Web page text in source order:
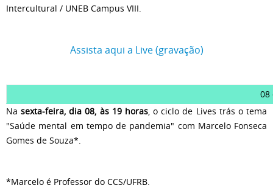
Intercultural / UNEB Campus VIII.
Assista aqui a Live (gravação)
08
Nasexta-feira, dia 08, às 19 horas, o ciclo de Lives trás o tema
"Saúde mental em tempo de pandemia" com Marcelo Fonseca
Gomes de Souza*.
*Marcelo é Professor do CCS/UFRB.